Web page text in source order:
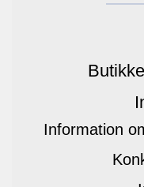
Information